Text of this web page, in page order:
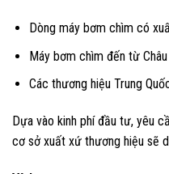
Dòng máy bơm chìm có
Máy bơm chìm đến từ
Các thương hiệu Trung
Dựa vào kinh phí đầu tư, yêu
cơ sở xuất xứ thương hiệu sẽ